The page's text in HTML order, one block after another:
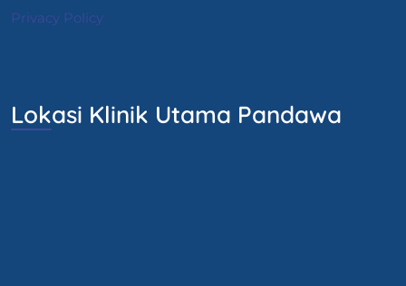
Privacy Policy
Lokasi Klinik Utama Pandawa